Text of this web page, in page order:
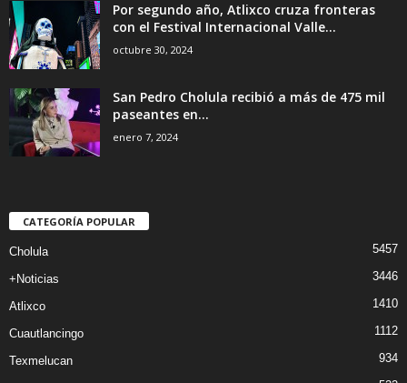
Por segundo año, Atlixco cruza fronteras
con el Festival Internacional Valle...
octubre 30, 2024
San Pedro Cholula recibió a más de 475 mil
paseantes en...
enero 7, 2024
CATEGORÍA POPULAR
Cholula 5457
+Noticias 3446
Atlixco 1410
Cuautlancingo 1112
Texmelucan 934